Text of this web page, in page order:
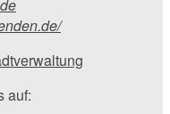
auf: